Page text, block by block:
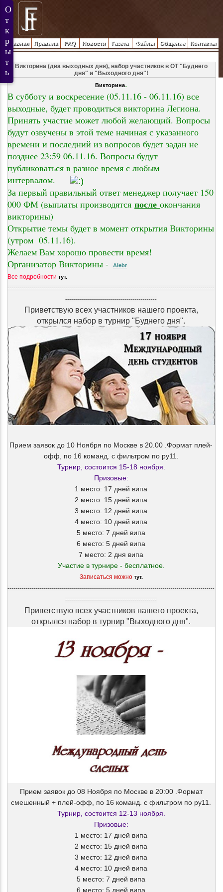
Главная Правила FAQ Новости Газета Файлы Общение Контакты
Викторина (два выходных дня), набор участников в ОТ "Буднего
дня" и "Выходного дня"!
Викторина.
В субботу и воскресение (05.11.16 - 06.11.16) все
выходные, будет проводиться викторина Легиона.
Принять участие может любой желающий. Вопросы
будут озвучены в этой теме начиная с указанного
времени и последний из вопросов будет задан не
позднее 23:59 06.11.16. Вопросы будут
публиковаться в разное время с любым
интервалом.
За первый правильный ответ менеджер получает 150
000 ФМ (выплаты производятся после окончания
викторины)
Открытие темы будет в момент открытия Викторины
(утром 05.11.16).
Желаем Вам хорошо провести время!
Организатор Викторины -
Alebr
Все подробности тут.
--------------------------------------------------------------------------------------------------------
----------------------------------------------
Приветствую всех участников нашего проекта,
открылся набор в турнир "Буднего дня".
Прием заявок до 10 Ноября по Москве в 20.00 .Формат плей-
офф, по 16 команд. с фильтром по ру11.
Турнир, состоится 15-18 ноября.
Призовые:
1 место: 17 дней випа
2 место: 15 дней випа
3 место: 12 дней випа
4 место: 10 дней випа
5 место: 7 дней випа
6 место: 5 дней випа
7 место: 2 дня випа
Участие в турнире - бесплатное.
Записаться можно тут.
--------------------------------------------------------------------------------------------------------
----------------------------------------------
Приветствую всех участников нашего проекта,
открылся набор в турнир "Выходного дня".
Прием заявок до 08 Ноября по Москве в 20:00 .Формат
смешенный + плей-офф, по 16 команд. с фильтром по ру11.
Турнир, состоится 12-13 ноября.
Призовые:
1 место: 17 дней випа
2 место: 15 дней випа
3 место: 12 дней випа
4 место: 10 дней випа
5 место: 7 дней випа
6 место: 5 дней випа